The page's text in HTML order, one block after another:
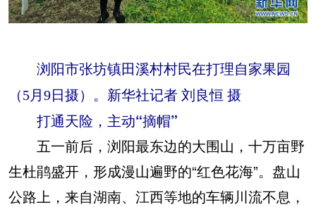
浏阳市张坊镇田溪村村民在打理自家果园
（5月9日摄）。新华社记者 刘良恒 摄
打通天险，主动“摘帽”
五一前后，浏阳最东边的大围山，十万亩野
生杜鹃盛开，形成漫山遍野的“红色花海”。盘山
公路上，来自湖南、江西等地的车辆川流不息，